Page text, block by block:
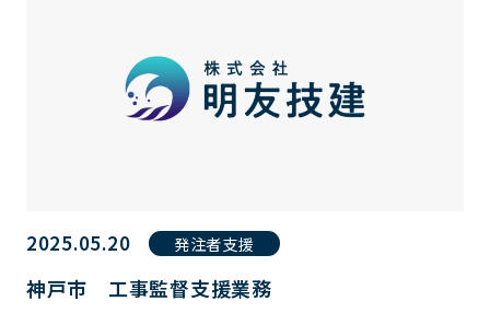
2025.05.20 発注者支援
神戸市 工事監督支援業務